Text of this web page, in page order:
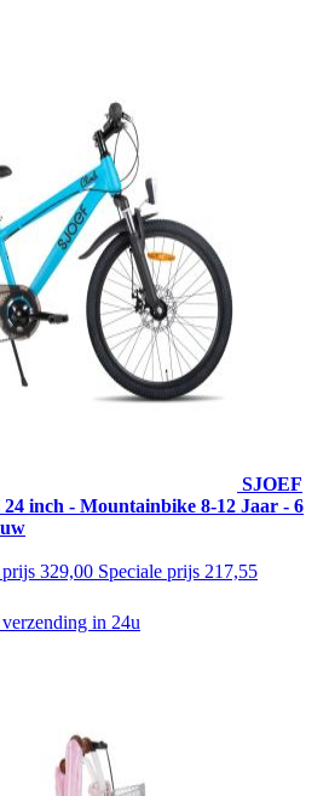
SJOEF
inch - Mountainbike 8-12 Jaar - 6
329,00 Speciale prijs 217,55
in 24u